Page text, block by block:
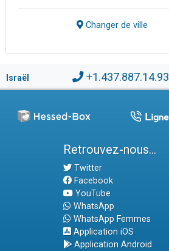
Changer de ville
Israël +1.437.887.14.93
Retrouvez-nous...
Twitter
Facebook
YouTube
WhatsApp
WhatsApp Femmes
Application iOS
Application Android